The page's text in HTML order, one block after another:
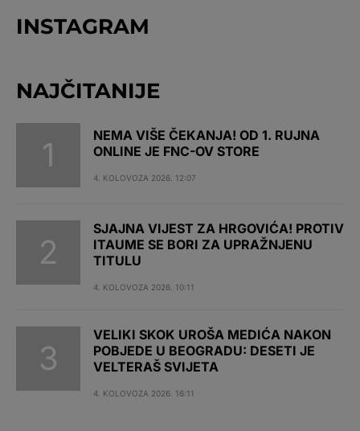
INSTAGRAM
NAJČITANIJE
NEMA VIŠE ČEKANJA! OD 1. RUJNA
ONLINE JE FNC-OV STORE
4. KOLOVOZA 2026. 12:07
SJAJNA VIJEST ZA HRGOVIĆA! PROTIV
ITAUME SE BORI ZA UPRAŽNJENU
TITULU
4. KOLOVOZA 2026. 10:11
VELIKI SKOK UROŠA MEDIĆA NAKON
POBJEDE U BEOGRADU: DESETI JE
VELTERAŠ SVIJETA
4. KOLOVOZA 2026. 16:11